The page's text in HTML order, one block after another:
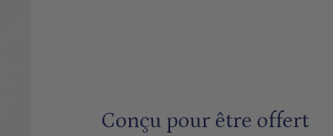
Conçu pour être offert